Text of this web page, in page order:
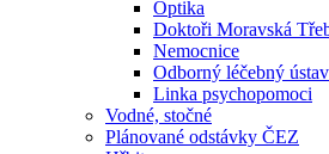
Optika
Doktoři Moravská
Nemocnice
Odborný léčebný
Linka psychopomoci
Vodné, stočné
Plánované odstávky ČEZ